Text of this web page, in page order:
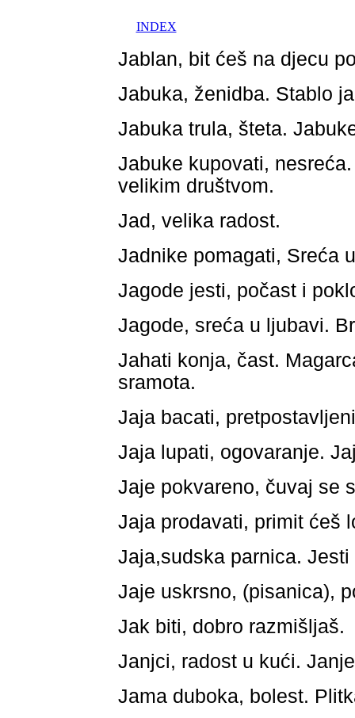
INDEX
Jablan, bit ćeš na djecu
Jabuka, ženidba. Stablo
Jabuka trula, šteta.
Jabuke kupovati,
velikim društvom.
Jad, velika radost.
Jadnike pomagati, Sreća
Jagode jesti, počast i
Jagode, sreća u ljubavi.
Jahati konja, čast.
sramota.
Jaja bacati,
Jaja lupati, ogovaranje.
Jaje pokvareno, čuvaj se
Jaja prodavati, primit ćeš
Jaja,sudska parnica. Jesti
Jaje uskrsno, (pisanica),
Jak biti, dobro razmišljaš.
Janjci, radost u kući.
Jama duboka, bolest.